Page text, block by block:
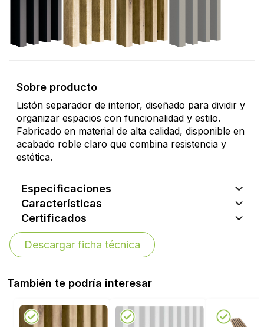
Sobre producto
Listón separador de interior, diseñado para dividir y
organizar espacios con funcionalidad y estilo.
Fabricado en material de alta calidad, disponible en
acabado roble claro que combina resistencia y
estética.
Especificaciones
Características
Certificados
Descargar ficha técnica
También te podría interesar